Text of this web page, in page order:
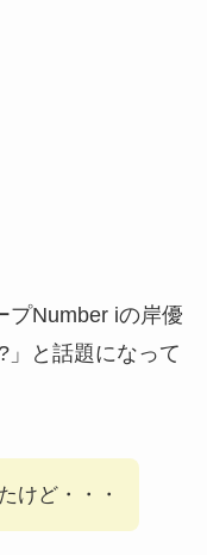
プNumber iの岸優
」と話題になって
けど・・・